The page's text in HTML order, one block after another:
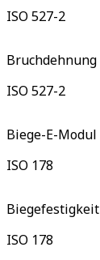
ISO 527-2
Bruchdehnung
ISO 527-2
Biege-E-Modul
ISO 178
Biegefestigkeit
ISO 178